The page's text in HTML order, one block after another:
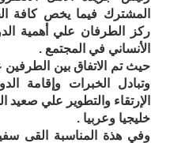
المشترك فيما يخص كافة
ركز الطرفان علي أهمية
الأنساني في المجتمع .
حيث تم الاتفاق بين الطرفين
وتبادل الخبرات وإقامة
الإرتقاء والتطوير علي
خليجيا وعربيا .
وفي هذة المناسبة القى